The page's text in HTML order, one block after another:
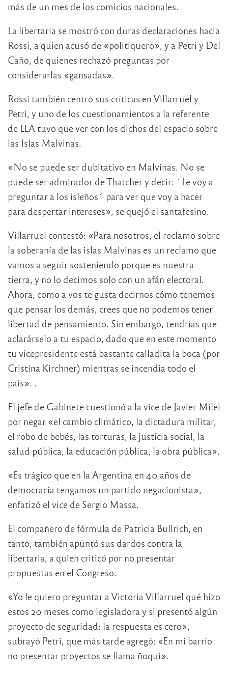
más de un mes de los comicios nacionales.
La libertaria se mostró con duras declaraciones hacia
Rossi, a quien acusó de «politiquero», y a Petri y Del
Caño, de quienes rechazó preguntas por
considerarlas «gansadas».
Rossi también centró sus críticas en Villarruel y
Petri, y uno de los cuestionamientos a la referente
de LLA tuvo que ver con los dichos del espacio sobre
las Islas Malvinas.
«No se puede ser dubitativo en Malvinas. No se
puede ser admirador de Thatcher y decir: ´Le voy a
preguntar a los isleños´ para ver que voy a hacer
para despertar intereses», se quejó el santafesino.
Villarruel contestó: «Para nosotros, el reclamo sobre
la soberanía de las islas Malvinas es un reclamo que
vamos a seguir sosteniendo porque es nuestra
tierra, y no lo decimos solo con un afán electoral.
Ahora, como a vos te gusta decirnos cómo tenemos
que pensar los demás, crees que no podemos tener
libertad de pensamiento. Sin embargo, tendrías que
aclarárselo a tu espacio, dado que en este momento
tu vicepresidente está bastante calladita la boca (por
Cristina Kirchner) mientras se incendia todo el
país». .
El jefe de Gabinete cuestionó a la vice de Javier Milei
por negar «el cambio climático, la dictadura militar,
el robo de bebés, las torturas, la justicia social, la
salud pública, la educación pública, la obra pública».
«Es trágico que en la Argentina en 40 años de
democracia tengamos un partido negacionista»,
enfatizó el vice de Sergio Massa.
El compañero de fórmula de Patricia Bullrich, en
tanto, también apuntó sus dardos contra la
libertaria, a quien criticó por no presentar
propuestas en el Congreso.
«Yo le quiero preguntar a Victoria Villarruel qué hizo
estos 20 meses como legisladora y si presentó algún
proyecto de seguridad: la respuesta es cero»,
subrayó Petri, que más tarde agregó: «En mi barrio
no presentar proyectos se llama ñoqui».